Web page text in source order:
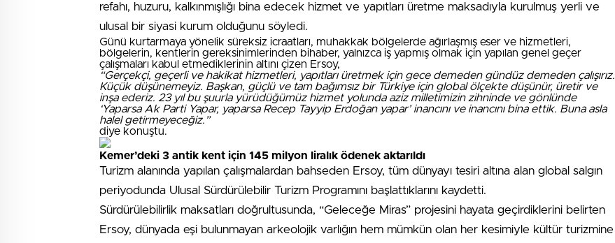
refahı, huzuru, kalkınmışlığı bina edecek hizmet ve yapıtları üretme maksadıyla kurulmuş yerli ve
ulusal bir siyasi kurum olduğunu söyledi.
Günü kurtarmaya yönelik süreksiz icraatları, muhakkak bölgelerde ağırlaşmış eser ve hizmetleri,
bölgelerin, kentlerin gereksinimlerinden bihaber, yalnızca iş yapmış olmak için yapılan genel geçer
çalışmaları kabul etmediklerinin altını çizen Ersoy,
“Gerçekçi, geçerli ve hakikat hizmetleri, yapıtları üretmek için gece demeden gündüz demeden çalışırız.
Küçük düşünemeyiz. Başkan, güçlü ve tam bağımsız bir Türkiye için global ölçekte düşünür, üretir ve
inşa ederiz. 23 yıl bu şuurla yürüdüğümüz hizmet yolunda aziz milletimizin zihninde ve gönlünde
‘Yaparsa Ak Parti Yapar, yaparsa Recep Tayyip Erdoğan yapar’ inancını ve inancını bina ettik. Buna asla
halel getirmeyeceğiz.”
diye konuştu.
Kemer’deki 3 antik kent için 145 milyon liralık ödenek aktarıldı
Turizm alanında yapılan çalışmalardan bahseden Ersoy, tüm dünyayı tesiri altına alan global salgın
periyodunda Ulusal Sürdürülebilir Turizm Programını başlattıklarını kaydetti.
Sürdürülebilirlik maksatları doğrultusunda, “Geleceğe Miras” projesini hayata geçirdiklerini belirten
Ersoy, dünyada eşi bulunmayan arkeolojik varlığın hem mümkün olan her kesimiyle kültür turizmine